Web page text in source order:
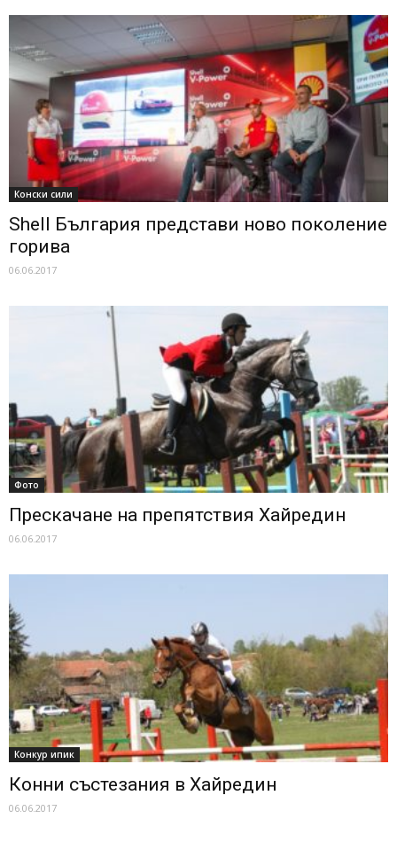
Конски сили
Shell България представи ново поколение
горива
06.06.2017
Фото
Прескачане на препятствия Хайредин
06.06.2017
Конкур ипик
Конни състезания в Хайредин
06.06.2017